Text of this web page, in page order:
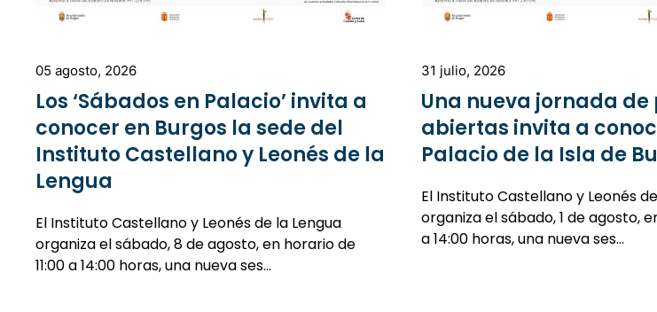
05 agosto, 2026
Los ‘Sábados en Palacio’ invita a
conocer en Burgos la sede del
Instituto Castellano y Leonés de la
Lengua
El Instituto Castellano y Leonés de la Lengua
organiza el sábado, 8 de agosto, en horario de
11:00 a 14:00 horas, una nueva ses…
31 julio, 2026
Una nueva jornada
abiertas invita a
Palacio de la Isla de
El Instituto Castellano y Leonés
organiza el sábado, 1 de agosto,
a 14:00 horas, una nueva ses…